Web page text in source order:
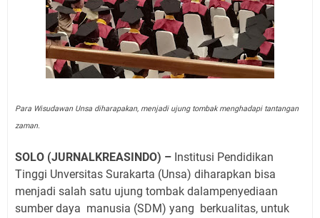
Para Wisudawan Unsa diharapakan, menjadi ujung tombak menghadapi tantangan
zaman.
SOLO (JURNALKREASINDO) – Institusi Pendidikan
Tinggi Unversitas Surakarta (Unsa) diharapkan bisa
menjadi salah satu ujung tombak dalampenyediaan
sumber daya manusia (SDM) yang berkualitas, untuk